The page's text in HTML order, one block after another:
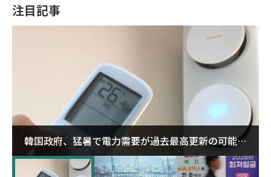
注目記事
韓国政府、猛暑で電力需要が過去最高更新の可能性
に需給対応体制を点検